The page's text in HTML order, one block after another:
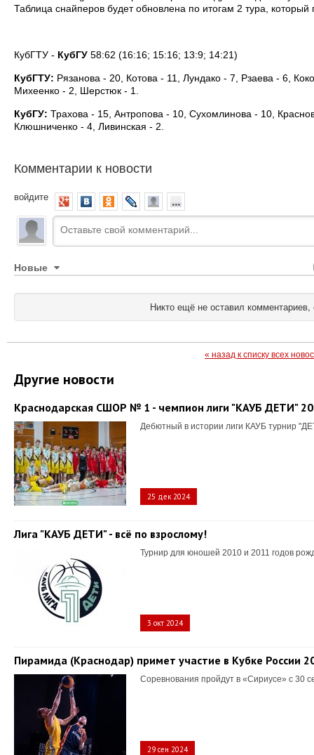
Таблица снайперов будет обновлена по итогам 2 тура,
КубГТУ - КубГУ 58:62 (16:16; 15:16; 13:9; 14:21)
КубГТУ: Рязанова - 20, Котова - 11, Лундако - 7, Рзаева - 6,
Михеенко - 2, Шерстюк - 1.
КубГУ: Трахова - 15, Антропова - 10, Сухомлинова - 10,
Клюшниченко - 4, Ливинская - 2.
Комментарии к новости
войдите
Новые
Никто ещё не оставил комментариев,
« назад к списку всех
Другие новости
Краснодарская СШОР № 1 - чемпион лиги "КАУБ ДЕТИ"
Дебютный в истории лиги КАУБ турнир
25 дек 2024
Лига "КАУБ ДЕТИ" - всё по взрослому!
Турнир для юношей 2010 и 2011 годов
3 окт 2024
Пирамида (Краснодар) примет участие в Кубке России
Соревнования пройдут в «Сириусе» с 30
29 сен 2024